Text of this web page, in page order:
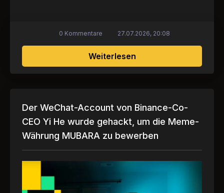
Weiterlesenüber Internationale
0 Kommentare 27.07.2026, 20:08
Der WeChat-Account von Binance-Co-
CEO Yi He wurde gehackt, um die Meme-
Währung MUBARA zu bewerben